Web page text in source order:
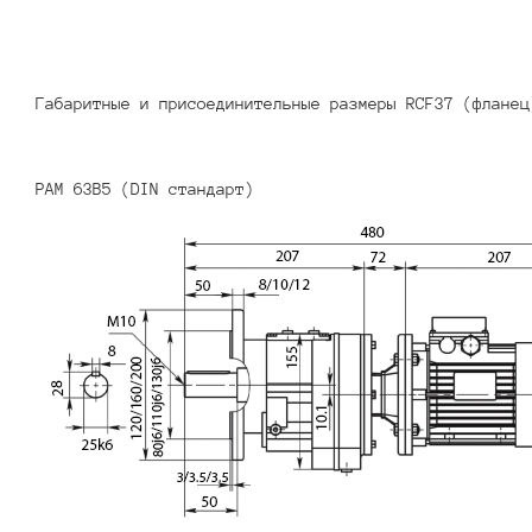
Габаритные и присоединительные размеры RCF37
PAM 63B5 (DIN стандарт)